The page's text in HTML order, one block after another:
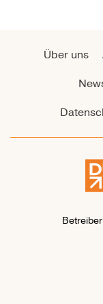
Über uns